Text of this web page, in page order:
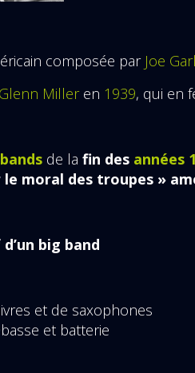
composée par Joe
Glenn Milleren 1939, qui en
de la fin des années
moral des troupes »
big band
et de saxophones
et batterie